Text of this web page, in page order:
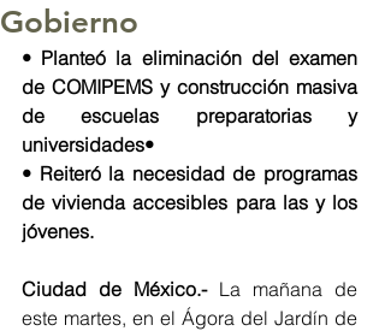
Gobierno
‌• Planteó la eliminación del examen
de COMIPEMS y construcción masiva
de escuelas preparatorias y
universidades•
‌• Reiteró la necesidad de programas
de vivienda accesibles para las y los
jóvenes.
Ciudad de México.- La mañana de
este martes, en el Ágora del Jardín de